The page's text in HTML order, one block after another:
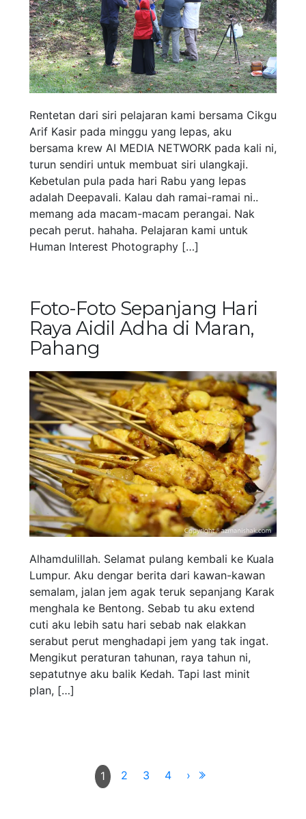
Rentetan dari siri pelajaran kami bersama Cikgu
Arif Kasir pada minggu yang lepas, aku
bersama krew AI MEDIA NETWORK pada kali ni,
turun sendiri untuk membuat siri ulangkaji.
Kebetulan pula pada hari Rabu yang lepas
adalah Deepavali. Kalau dah ramai-ramai ni..
memang ada macam-macam perangai. Nak
pecah perut. hahaha. Pelajaran kami untuk
Human Interest Photography […]
Foto-Foto Sepanjang Hari
Raya Aidil Adha di Maran,
Pahang
Alhamdulillah. Selamat pulang kembali ke Kuala
Lumpur. Aku dengar berita dari kawan-kawan
semalam, jalan jem agak teruk sepanjang Karak
menghala ke Bentong. Sebab tu aku extend
cuti aku lebih satu hari sebab nak elakkan
serabut perut menghadapi jem yang tak ingat.
Mengikut peraturan tahunan, raya tahun ni,
sepatutnye aku balik Kedah. Tapi last minit
plan, […]
1 2 3 4 ›